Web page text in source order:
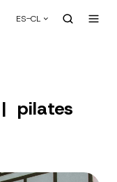
ES-CL
pilates